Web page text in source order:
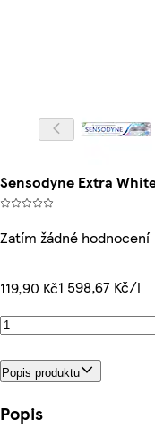
Sensodyne Extra
Zatím žádné hodnocení
119,90 Kč1 598,67 Kč/l
Popis produktu
Popis